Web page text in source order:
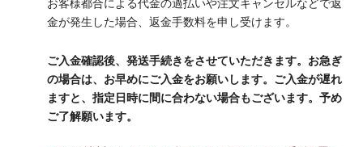
お客様都合による代金の過払いや注文キャンセルなどで返
金が発生した場合、返金手数料を申し受けます。
ご入金確認後、発送手続きをさせていただきます。お急ぎ
の場合は、お早めにご入金をお願いします。ご入金が遅れ
ますと、指定日時に間に合わない場合もございます。予め
ご了解願います。